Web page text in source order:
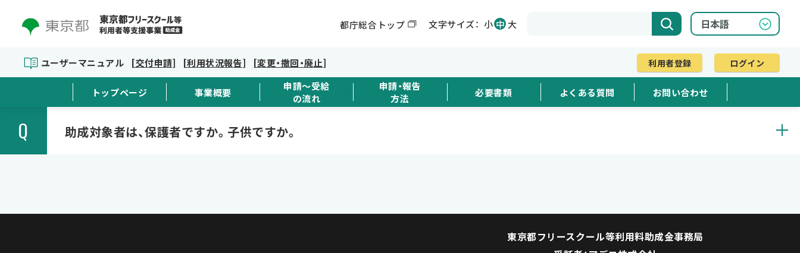
都庁総合トップ 文字サイズ： 小 中 大
ユーザーマニュアル [交付申請] [利用状況報告] [変更・撤回・廃止] 利用者登録 ログイン
トップページ 事業概要
申請～受給
の流れ
申請・報告
方法
必要書類 よくある質問 お問い合わせ
Q 助成対象者は、保護者ですか。子供ですか。
東京都フリースクール等利用料助成金事務局